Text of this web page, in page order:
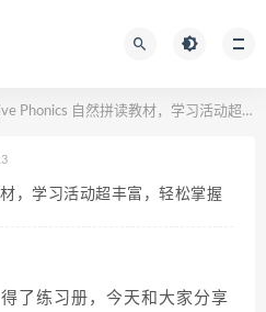
自然拼读教材，学习活动超丰富，轻松掌握自然拼读！
，学习活动超丰富，轻松掌握
了练习册，今天和大家分享